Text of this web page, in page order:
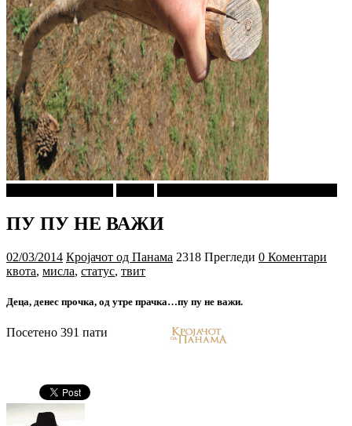
ПУ ПУ НЕ ВАЖИ
02/03/2014 Кројачот од Панама 2318 Прегледи 0 Коментари
квота, мисла, статус, твит
Деца, денес прочка, од утре прачка…пу пу не важи.
Посетено 391 пати